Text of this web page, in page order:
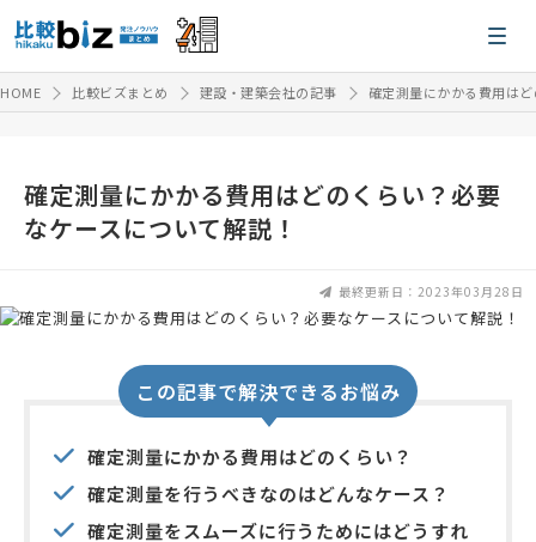
HOME 比較ビズまとめ 建設・建築会社の記事 確定測量にかかる費用は
確定測量にかかる費用はどのくらい？必要
なケースについて解説！
最終更新日：2023年03月28日
この記事で解決できるお悩み
確定測量にかかる費用はどのくらい？
確定測量を行うべきなのはどんなケース？
確定測量をスムーズに行うためにはどうすれ